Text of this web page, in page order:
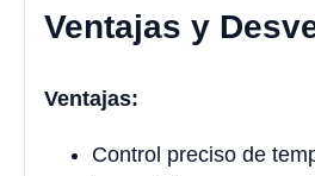
Ventajas y
Ventajas:
Control preciso de